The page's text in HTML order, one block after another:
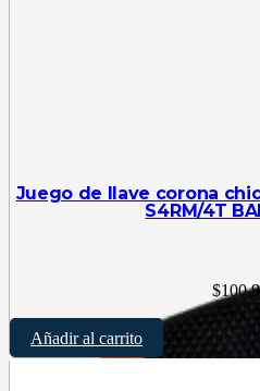
Juego de llave corona
S4RM/4T
$
Añadir al carrito